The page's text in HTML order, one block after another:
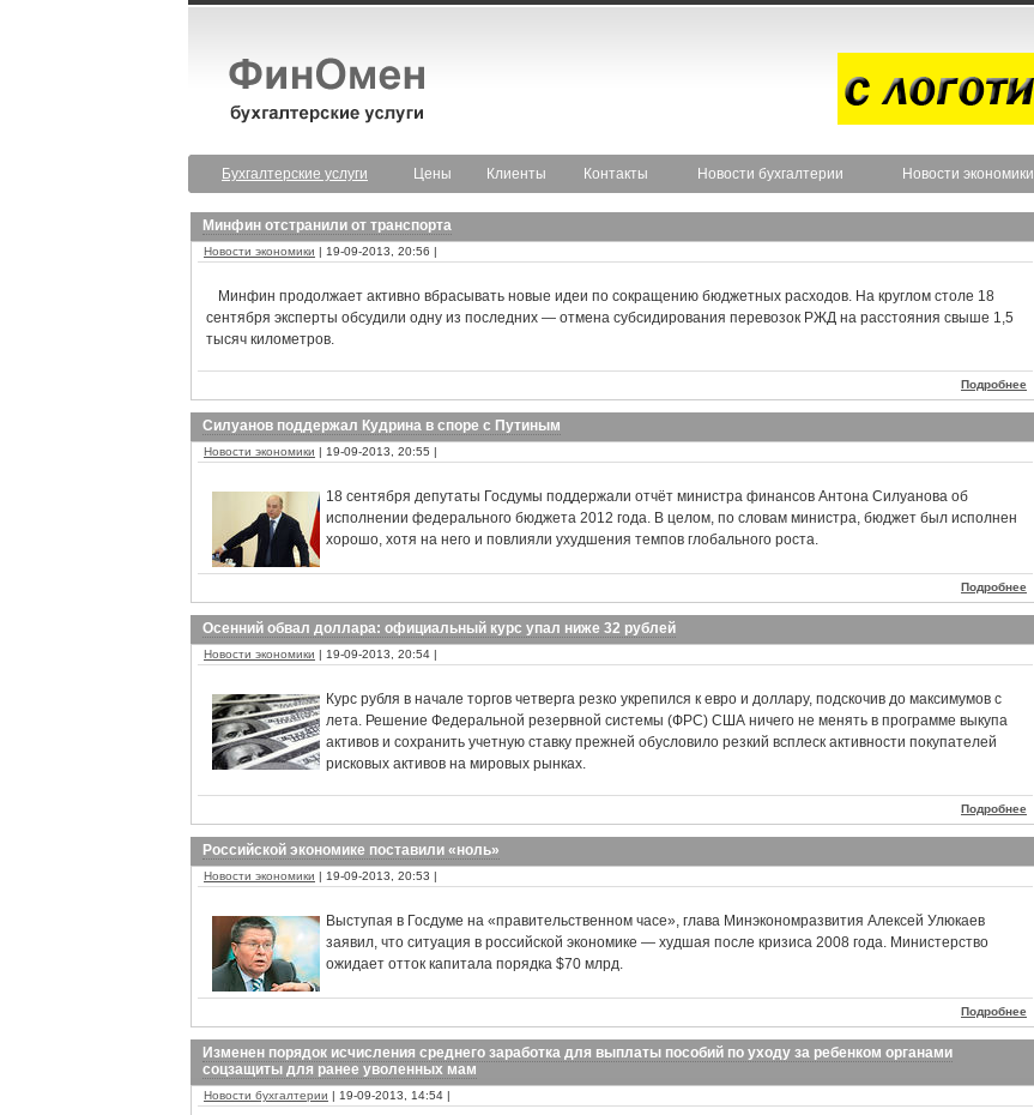
Бухгалтерские услуги
Цены Клиенты Контакты Новости бухгалтерии Новости экономики
Минфин отстранили от транспорта
Новости экономики | 19-09-2013, 20:56 |
Минфин продолжает активно вбрасывать новые идеи по сокращению бюджетных расходов. На круглом столе 18
сентября эксперты обсудили одну из последних — отмена субсидирования перевозок РЖД на расстояния свыше 1,5
тысяч километров.
Подробнее
Силуанов поддержал Кудрина в споре с Путиным
Новости экономики | 19-09-2013, 20:55 |
18 сентября депутаты Госдумы поддержали отчёт министра финансов Антона Силуанова об
исполнении федерального бюджета 2012 года. В целом, по словам министра, бюджет был исполнен
хорошо, хотя на него и повлияли ухудшения темпов глобального роста.
Подробнее
Осенний обвал доллара: официальный курс упал ниже 32 рублей
Новости экономики | 19-09-2013, 20:54 |
Курс рубля в начале торгов четверга резко укрепился к евро и доллару, подскочив до максимумов с
лета. Решение Федеральной резервной системы (ФРС) США ничего не менять в программе выкупа
активов и сохранить учетную ставку прежней обусловило резкий всплеск активности покупателей
рисковых активов на мировых рынках.
Подробнее
Российской экономике поставили «ноль»
Новости экономики | 19-09-2013, 20:53 |
Выступая в Госдуме на «правительственном часе», глава Минэкономразвития Алексей Улюкаев
заявил, что ситуация в российской экономике — худшая после кризиса 2008 года. Министерство
ожидает отток капитала порядка $70 млрд.
Подробнее
Изменен порядок исчисления среднего заработка для выплаты пособий по уходу за ребенком органами
соцзащиты для ранее уволенных мам
Новости бухгалтерии | 19-09-2013, 14:54 |